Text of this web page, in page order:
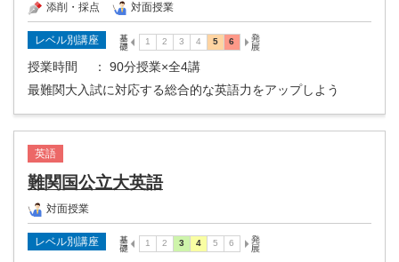
添削・採点 対面授業
レベル別講座
授業時間
： 90分授業×全4講
最難関大入試に対応する総合的な英語力をアップしよう
英語
難関国公立大英語
対面授業
レベル別講座